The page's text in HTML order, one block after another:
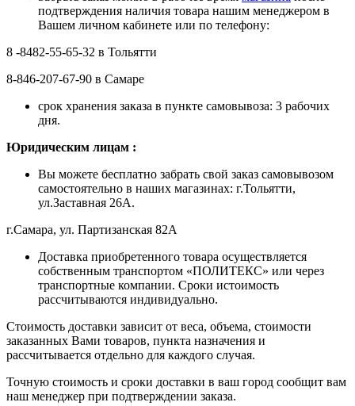
подтверждения наличия товара нашим менеджером в
Вашем личном кабинете или по телефону:
8 -8482-55-65-32 в Тольятти
8-846-207-67-90 в Самаре
срок хранения заказа в пункте самовывоза: 3 рабочих
дня.
Юридическим лицам :
Вы можете бесплатно забрать свой заказ самовывозом
самостоятельно в наших магазинах: г.Тольятти,
ул.Заставная 26А.
г.Самара, ул. Партизанская 82А
Доставка приобретенного товара осуществляется
собственным транспортом «ПОЛИТЕКС» или через
транспортные компании. Сроки истоимость
рассчитываются индивидуально.
Стоимость доставки зависит от веса, объема, стоимости
заказанных Вами товаров, пункта назначения и
рассчитывается отдельно для каждого случая.
Точную стоимость и сроки доставки в ваш город сообщит вам
наш менеджер при подтверждении заказа.